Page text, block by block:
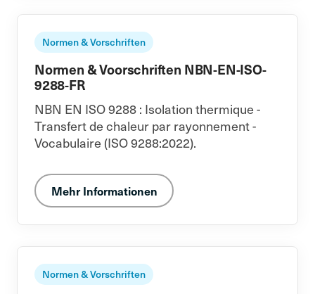
Normen & Vorschriften
Normen & Voorschriften NBN-EN-ISO-
9288-FR
NBN EN ISO 9288 : Isolation thermique -
Transfert de chaleur par rayonnement -
Vocabulaire (ISO 9288:2022).
Mehr Informationen
Normen & Vorschriften